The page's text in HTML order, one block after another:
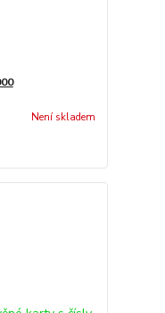
Není skladem